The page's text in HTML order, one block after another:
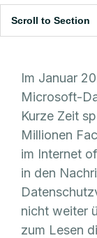
Scroll to Section
Im Januar
Microsoft-
Kurze Zeit
Millionen
im Internet
in den
nicht weiter
zum Lesen